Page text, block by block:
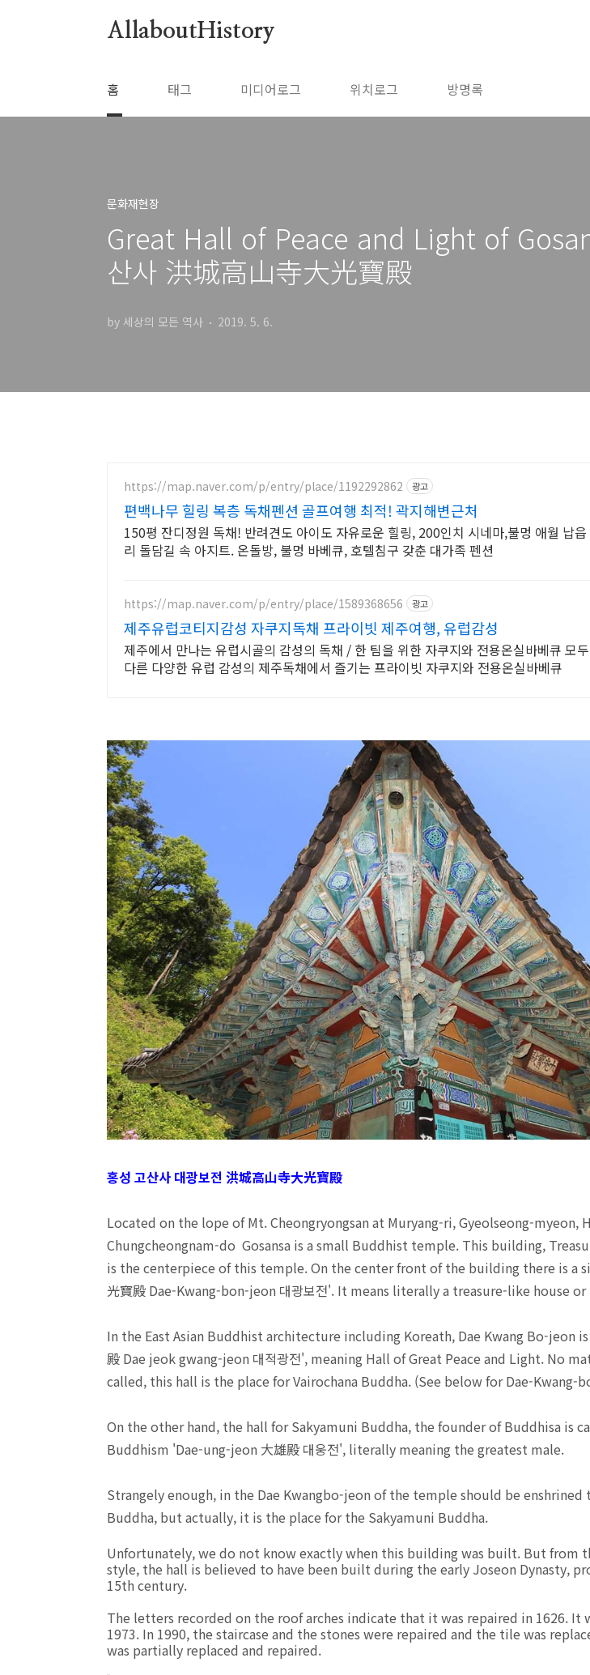
AllaboutHistory
홈 태그 미디어로그 위치로그 방명록
문화재현장
Great Hall of Peace and Light of
산사 洪城高山寺大光寶殿
by 세상의 모든 역사 2019. 5. 6.
https://map.naver.com/p/entry/place/1192292862 광고
편백나무 힐링 복층 독채펜션 골프여행 최적! 곽지해변근처
150평 잔디정원 독채! 반려견도 아이도 자유로운 힐링, 200인치 시네마,불멍 애월 납읍
리 돌담길 속 아지트. 온돌방, 불멍 바베큐, 호텔침구 갖춘 대가족 펜션
https://map.naver.com/p/entry/place/1589368656 광고
제주유럽코티지감성 자쿠지독채 프라이빗 제주여행, 유럽감성
제주에서 만나는 유럽시골의 감성의 독채 / 한 팀을 위한 자쿠지와 전용온실바베큐 모두
다른 다양한 유럽 감성의 제주독채에서 즐기는 프라이빗 자쿠지와 전용온실바베큐
홍성 고산사 대광보전 洪城高山寺大光寶殿
Located on the lope of Mt. Cheongryongsan at Muryang-ri, Gyeolseong-myeon,
Chungcheongnam-do Gosansa is a small Buddhist temple. This building,
is the centerpiece of this temple. On the center front of the building there is a
光寶殿 Dae-Kwang-bon-jeon 대광보전'. It means literally a treasure-like house
In the East Asian Buddhist architecture including Koreath, Dae Kwang Bo-jeon
殿 Dae jeok gwang-jeon 대적광전', meaning Hall of Great Peace and Light. No
called, this hall is the place for Vairochana Buddha. (See below for Dae-Kwang-
On the other hand, the hall for Sakyamuni Buddha, the founder of Buddhisa is
Buddhism 'Dae-ung-jeon 大雄殿 대웅전', literally meaning the greatest male.
Strangely enough, in the Dae Kwangbo-jeon of the temple should be enshrined
Buddha, but actually, it is the place for the Sakyamuni Buddha.
Unfortunately, we do not know exactly when this building was built. But from
style, the hall is believed to have been built during the early Joseon Dynasty,
15th century.
The letters recorded on the roof arches indicate that it was repaired in 1626. It
1973. In 1990, the staircase and the stones were repaired and the tile was
was partially replaced and repaired.